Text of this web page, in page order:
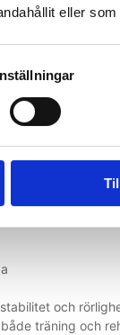
eller
träningsband har
man
motstånd av
och
och
träning och